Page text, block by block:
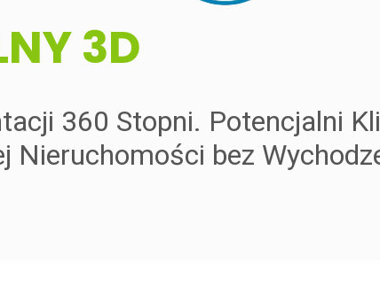
3D
360 Stopni. Potencjalni
Nieruchomości bez